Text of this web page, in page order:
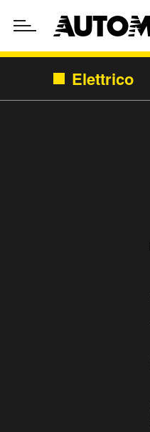
Elettrico